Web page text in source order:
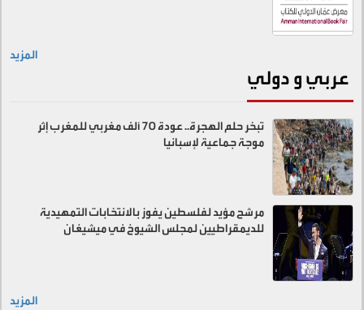
المزيد
عربي و دولي
تبخر حلم الهجرة.. عودة 70 ألف مغربي للمغرب إثر
موجة جماعية لإسبانيا
مرشح مؤيد لفلسطين يفوز بالانتخابات التمهيدية
للديمقراطيين لمجلس الشيوخ في ميشيغان
المزيد